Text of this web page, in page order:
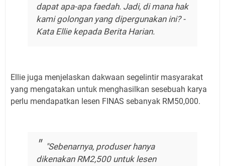
dapat apa-apa faedah. Jadi, di mana hak
kami golongan yang dipergunakan ini?-
Kata Ellie kepada Berita Harian.
Ellie juga menjelaskan dakwaan segelintir masyarakat
yang mengatakan untuk menghasilkan sesebuah karya
perlu mendapatkan lesen FINAS sebanyak RM50,000.
"Sebenarnya, produser hanya
dikenakan RM2,500 untuk lesen